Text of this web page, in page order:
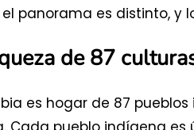
panorama es distinto, y
de 87
es hogar de 87